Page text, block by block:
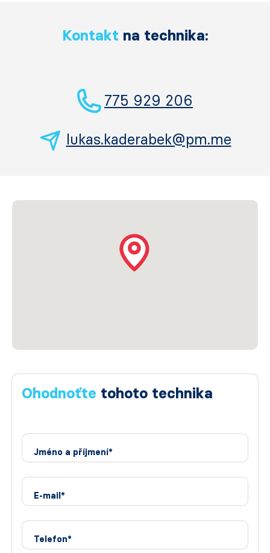
Kontakt na technika:
775 929 206
lukas.kaderabek@pm.me
Ohodnoťte tohoto technika
Jméno a příjmení*
E-mail*
Telefon*